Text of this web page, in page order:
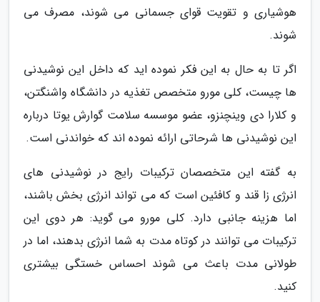
هوشیاری و تقویت قوای جسمانی می شوند، مصرف می
شوند.
اگر تا به حال به این فکر نموده اید که داخل این نوشیدنی
ها چیست، کلی مورو متخصص تغذیه در دانشگاه واشنگتن،
و کلارا دی وینچنزو، عضو موسسه سلامت گوارش یوتا درباره
این نوشیدنی ها شرحاتی ارائه نموده اند که خواندنی است.
به گفته این متخصصان ترکیبات رایج در نوشیدنی های
انرژی زا قند و کافئین است که می تواند انرژی بخش باشند،
اما هزینه جانبی دارد. کلی مورو می گوید: هر دوی این
ترکیبات می توانند در کوتاه مدت به شما انرژی بدهند، اما در
طولانی مدت باعث می شوند احساس خستگی بیشتری
کنید.